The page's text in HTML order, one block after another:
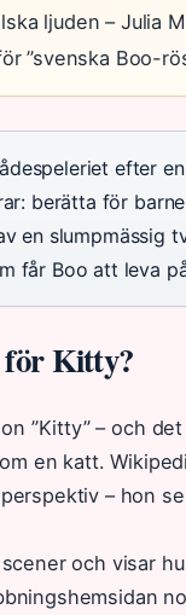
ljuden – Julia
”svenska Boo-
efter
berätta för
en slumpmässig
får Boo att leva
för Kitty?
”Kitty” – och
en katt.
– hon
och visar